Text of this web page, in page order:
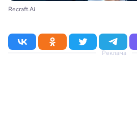
Recraft.Ai
Реклама